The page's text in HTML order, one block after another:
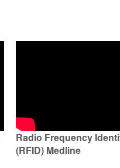
Radio Frequency
(RFID) Medline